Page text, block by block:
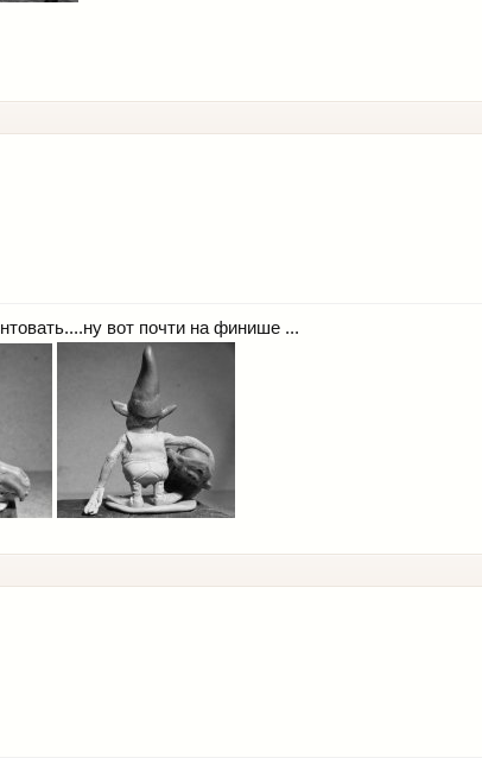
вот почти на финише ...